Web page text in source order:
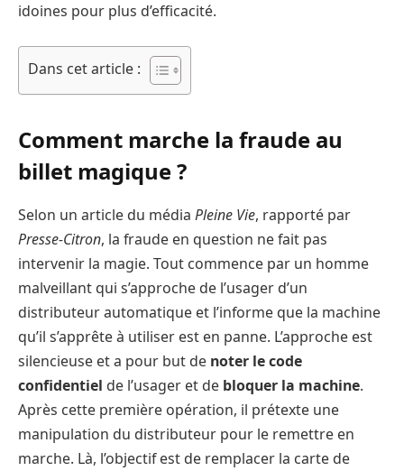
idoines pour plus d’efficacité.
Dans cet article :
Comment marche la fraude au
billet magique ?
Selon un article du média Pleine Vie, rapporté par
Presse-Citron, la fraude en question ne fait pas
intervenir la magie. Tout commence par un homme
malveillant qui s’approche de l’usager d’un
distributeur automatique et l’informe que la machine
qu’il s’apprête à utiliser est en panne. L’approche est
silencieuse et a pour but de noter le code
confidentiel de l’usager et de bloquer la machine.
Après cette première opération, il prétexte une
manipulation du distributeur pour le remettre en
marche. Là, l’objectif est de remplacer la carte de